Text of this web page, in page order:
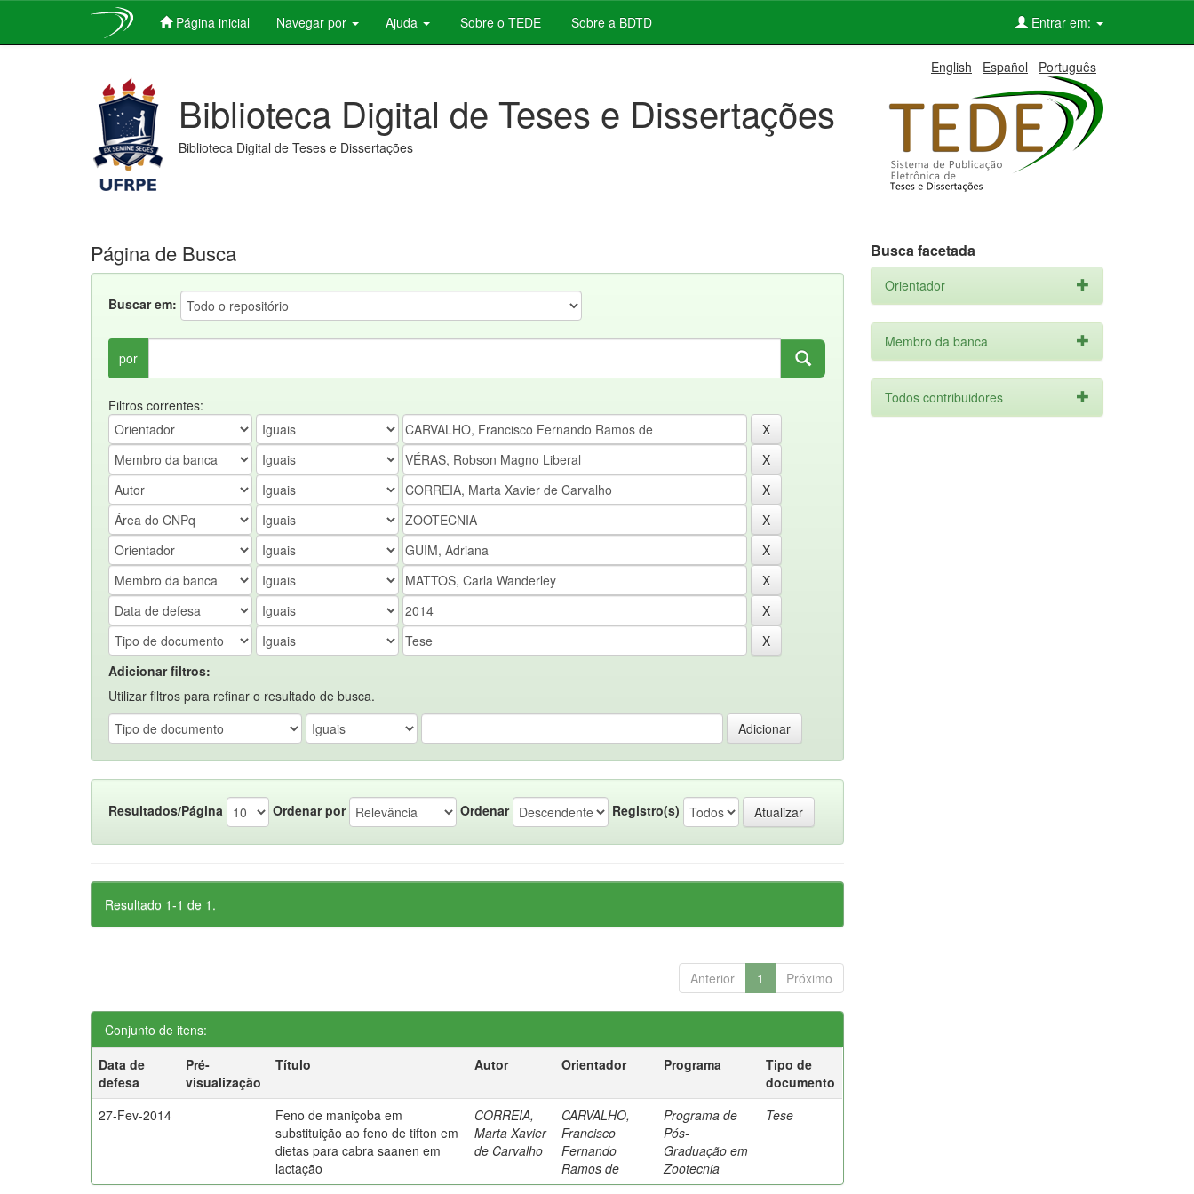
Página inicial Navegar por Ajuda Sobre o TEDE Sobre a BDTD Entrar em:
English Español Português
Biblioteca Digital de Teses e Dissertações
Biblioteca Digital de Teses e Dissertações
Página de Busca
Buscar em:
por
Filtros correntes:
Adicionar filtros:
Utilizar filtros para refinar o resultado de busca.
Resultados/Página Ordenar por Ordenar Registro(s)
Resultado 1-1 de 1.
Anterior 1 Próximo
Conjunto de itens:
Data de
defesa
Pré-
visualização
Título Autor Orientador Programa
Tipo de
documento
27-Fev-2014
Feno de maniçoba em
substituição ao feno de tifton em
dietas para cabra saanen em
lactação
CORREIA,
Marta Xavier
de Carvalho
CARVALHO,
Francisco
Fernando
Ramos de
Programa de
Pós-
Graduação em
Zootecnia
Tese
Busca facetada
Orientador
Membro da banca
Todos contribuidores